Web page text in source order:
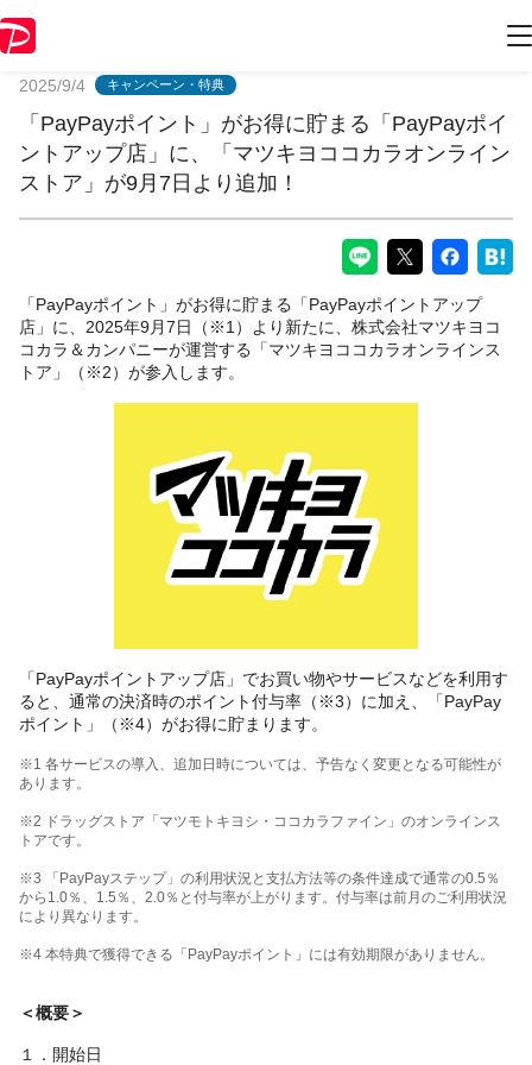
2025/9/4 キャンペーン・特典
「PayPayポイント」がお得に貯まる「PayPayポイ
ントアップ店」に、「マツキヨココカラオンライン
ストア」が9月7日より追加！
「PayPayポイント」がお得に貯まる「PayPayポイントアップ
店」に、2025年9月7日（※1）より新たに、株式会社マツキヨコ
コカラ＆カンパニーが運営する「マツキヨココカラオンラインス
トア」（※2）が参入します。
「PayPayポイントアップ店」でお買い物やサービスなどを利用す
ると、通常の決済時のポイント付与率（※3）に加え、「PayPay
ポイント」（※4）がお得に貯まります。
※1 各サービスの導入、追加日時については、予告なく変更となる可能性が
あります。
※2 ドラッグストア「マツモトキヨシ・ココカラファイン」のオンラインス
トアです。
※3 「PayPayステップ」の利用状況と支払方法等の条件達成で通常の0.5％
から1.0％、1.5％、2.0％と付与率が上がります。付与率は前月のご利用状況
により異なります。
※4 本特典で獲得できる「PayPayポイント」には有効期限がありません。
＜概要＞
１．開始日